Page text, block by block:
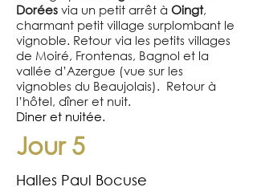
Dorées via un petit arrêt à Oingt,
charmant petit village surplombant le
vignoble. Retour via les petits villages
de Moiré, Frontenas, Bagnol et la
vallée d’Azergue (vue sur les
vignobles du Beaujolais). Retour à
l’hôtel, dîner et nuit.
Diner et nuitée.
Jour 5
Halles Paul Bocuse